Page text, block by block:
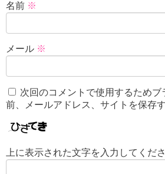
名前 ※
メール ※
次回のコメントで使用するためブ
前、メールアドレス、サイトを保存す
上に表示された文字を入力してくださ